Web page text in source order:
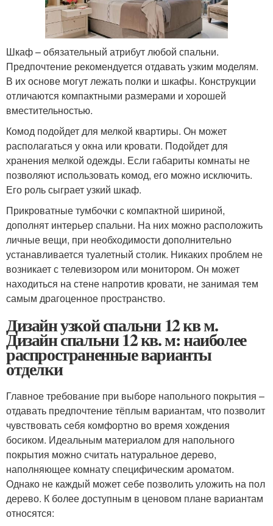
Шкаф – обязательный атрибут любой спальни.
Предпочтение рекомендуется отдавать узким моделям.
В их основе могут лежать полки и шкафы. Конструкции
отличаются компактными размерами и хорошей
вместительностью.
Комод подойдет для мелкой квартиры. Он может
располагаться у окна или кровати. Подойдет для
хранения мелкой одежды. Если габариты комнаты не
позволяют использовать комод, его можно исключить.
Его роль сыграет узкий шкаф.
Прикроватные тумбочки с компактной шириной,
дополнят интерьер спальни. На них можно расположить
личные вещи, при необходимости дополнительно
устанавливается туалетный столик. Никаких проблем не
возникает с телевизором или монитором. Он может
находиться на стене напротив кровати, не занимая тем
самым драгоценное пространство.
Дизайн узкой спальни 12 кв м.
Дизайн спальни 12 кв. м: наиболее
распространенные варианты
отделки
Главное требование при выборе напольного покрытия –
отдавать предпочтение тёплым вариантам, что позволит
чувствовать себя комфортно во время хождения
босиком. Идеальным материалом для напольного
покрытия можно считать натуральное дерево,
наполняющее комнату специфическим ароматом.
Однако не каждый может себе позволить уложить на пол
дерево. К более доступным в ценовом плане вариантам
относятся: